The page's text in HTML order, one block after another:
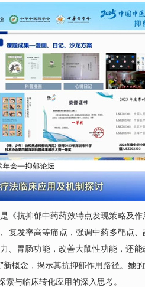
《抗抑郁中药药效特点发现策略及
复发率高等痛点，强调中药多靶点
、胃肠功能，改善大鼠性功能，还
概念，揭示其抗抑郁作用路径。她
与临床转化应用的深入思考。